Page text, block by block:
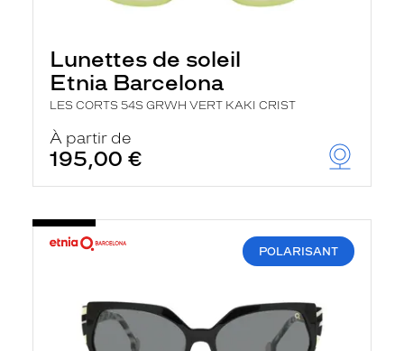
Lunettes de soleil
Etnia Barcelona
LES CORTS 54S GRWH VERT KAKI CRIST
À partir de
195,00 €
POLARISANT